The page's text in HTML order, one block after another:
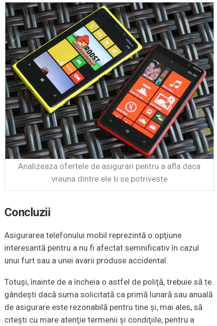
Analizeaza ofertele de asigurari pentru a afla daca
vreuna dintre ele ti se potriveste
Concluzii
Asigurarea telefonului mobil reprezintă o opţiune
interesantă pentru a nu fi afectat semnificativ în cazul
unui furt sau a unei avarii produse accidental.
Totuşi, înainte de a încheia o astfel de poliţă, trebuie să te
gândeşti dacă suma solicitată ca primă lunară sau anuală
de asigurare este rezonabilă pentru tine şi, mai ales, să
citeşti cu mare atenţie termenii şi condiţiile, pentru a